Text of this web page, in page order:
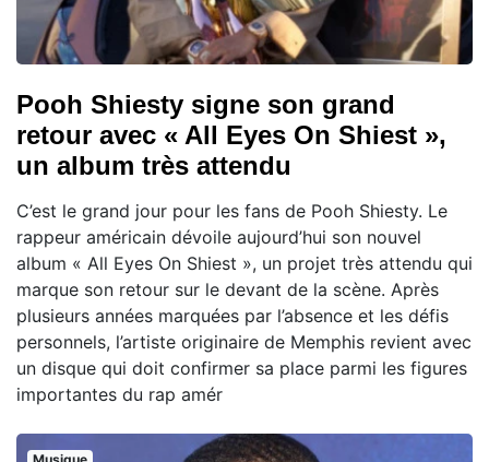
Pooh Shiesty signe son grand
retour avec « All Eyes On Shiest »,
un album très attendu
C’est le grand jour pour les fans de Pooh Shiesty. Le
rappeur américain dévoile aujourd’hui son nouvel
album « All Eyes On Shiest », un projet très attendu qui
marque son retour sur le devant de la scène. Après
plusieurs années marquées par l’absence et les défis
personnels, l’artiste originaire de Memphis revient avec
un disque qui doit confirmer sa place parmi les figures
importantes du rap amér